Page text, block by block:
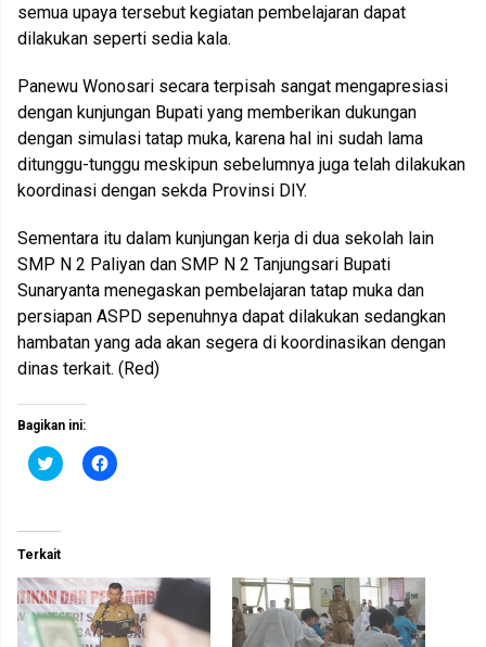
semua upaya tersebut kegiatan pembelajaran dapat
dilakukan seperti sedia kala.
Panewu Wonosari secara terpisah sangat mengapresiasi
dengan kunjungan Bupati yang memberikan dukungan
dengan simulasi tatap muka, karena hal ini sudah lama
ditunggu-tunggu meskipun sebelumnya juga telah dilakukan
koordinasi dengan sekda Provinsi DIY.
Sementara itu dalam kunjungan kerja di dua sekolah lain
SMP N 2 Paliyan dan SMP N 2 Tanjungsari Bupati
Sunaryanta menegaskan pembelajaran tatap muka dan
persiapan ASPD sepenuhnya dapat dilakukan sedangkan
hambatan yang ada akan segera di koordinasikan dengan
dinas terkait. (Red)
Bagikan ini:
K
l
n
t
u
b
e
r
b
K
l
m
e
m
b
Terkait